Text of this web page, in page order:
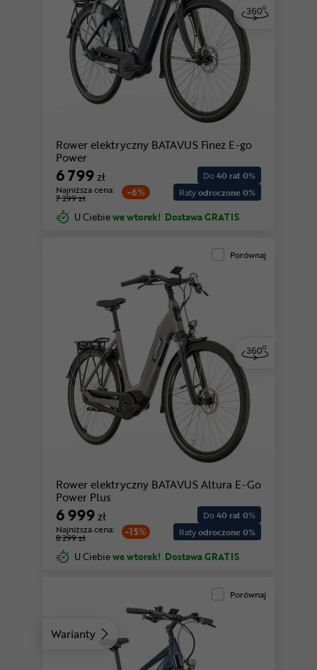
Rower elektryczny BATAVUS Finez E-go
Power
6 799zł
-6%
Najniższa cena:
7 299 zł
Do40 rat 0%
Ratyodroczone 0%
U Ciebiewe wtorek! Dostawa GRATIS
Porównaj
Rower elektryczny BATAVUS Altura E-Go
Power Plus
6 999zł
-15%
Najniższa cena:
8 299 zł
Do40 rat 0%
Ratyodroczone 0%
U Ciebiewe wtorek! Dostawa GRATIS
Warianty
Porównaj